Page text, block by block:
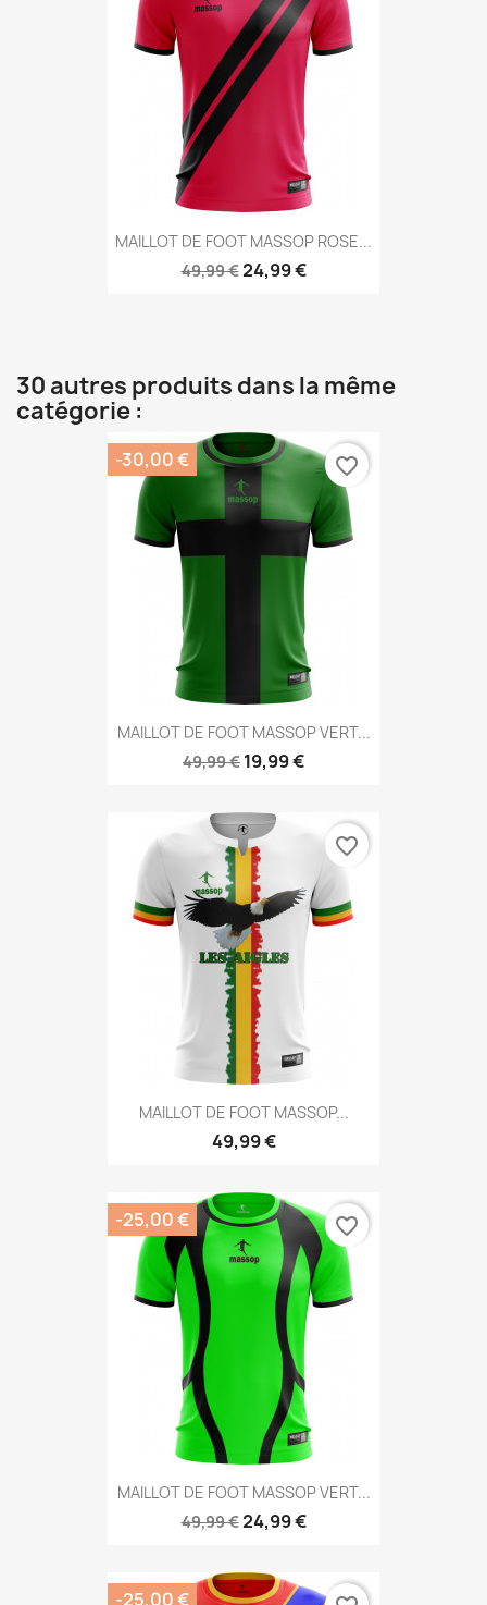
MAILLOT DE FOOT MASSOP ROSE...
49,99 €24,99 €
30 autres produits dans la même
catégorie :
MAILLOT DE FOOT MASSOP VERT...
49,99 € 19,99 €
-30,00 € favorite_border
MAILLOT DE FOOT MASSOP...
49,99 €
favorite_border
MAILLOT DE FOOT MASSOP VERT...
49,99 €24,99 €
-25,00 € favorite_border
-25,00 €